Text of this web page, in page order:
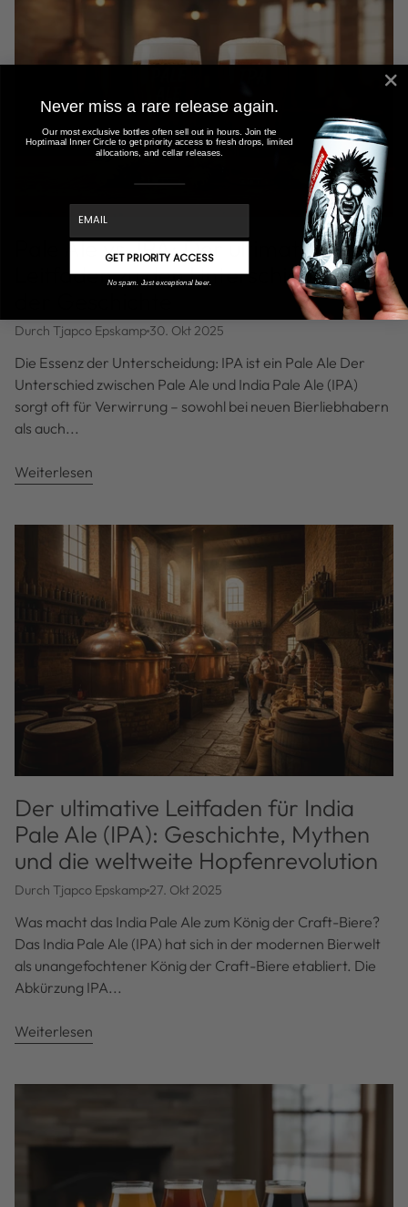
Pale Ale vs. IPA: Der ultimative
Leitfaden zu den Unterschieden und
Durch Tjapco Epskamp 30. Okt 2025
Die Essenz der Unterscheidung: IPA ist ein Pale Ale Der
Unterschied zwischen Pale Ale und India Pale Ale (IPA)
sorgt oft für Verwirrung – sowohl bei neuen Bierliebhabern
als auch...
Weiterlesen
Der ultimative Leitfaden für India
Pale Ale (IPA): Geschichte, Mythen
und die weltweite Hopfenrevolution
Durch Tjapco Epskamp27. Okt 2025
Was macht das India Pale Ale zum König der Craft-Biere?
Das India Pale Ale (IPA) hat sich in der modernen Bierwelt
als unangefochtener König der Craft-Biere etabliert. Die
Abkürzung IPA...
Weiterlesen
Never miss a rare release again.
Our most exclusive bottles often sell out in hours. Join the
Hoptimaal Inner Circle to get priority access to fresh drops, limited
allocations, and cellar releases.
GET PRIORITY ACCESS
No spam. Just exceptional beer.